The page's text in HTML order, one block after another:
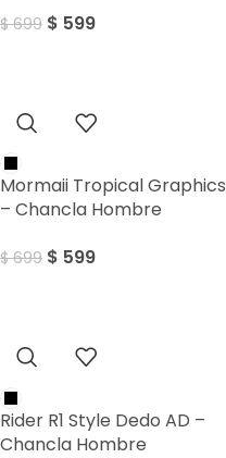
$699 $ 599
Mormaii Tropical Graphics
– Chancla Hombre
$699 $ 599
Rider R1 Style Dedo AD –
Chancla Hombre